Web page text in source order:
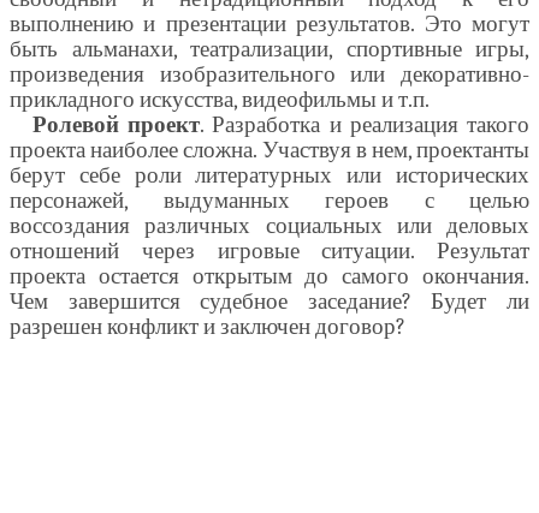
выполнению и презентации результатов. Это могут
быть альманахи, театрализации, спортивные игры,
произведения изобразительного или декоративно-
прикладного искусства, видеофильмы и т.п.
Ролевой проект. Разработка и реализация такого
проекта наиболее сложна. Участвуя в нем, проектанты
берут себе роли литературных или исторических
персонажей, выдуманных героев с целью
воссоздания различных социальных или деловых
отношений через игровые ситуации. Результат
проекта остается открытым до самого окончания.
Чем завершится судебное заседание? Будет ли
разрешен конфликт и заключен договор?